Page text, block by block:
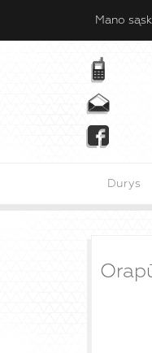
Mano
Durys